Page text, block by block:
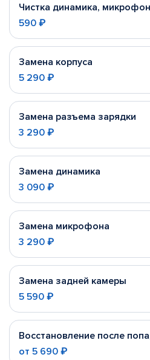
Чистка динамика,
590 ₽
Замена корпуса
5 290 ₽
Замена разъема зарядки
3 290 ₽
Замена динамика
3 090 ₽
Замена микрофона
3 290 ₽
Замена задней камеры
5 590 ₽
Восстановление после
от 5 690 ₽